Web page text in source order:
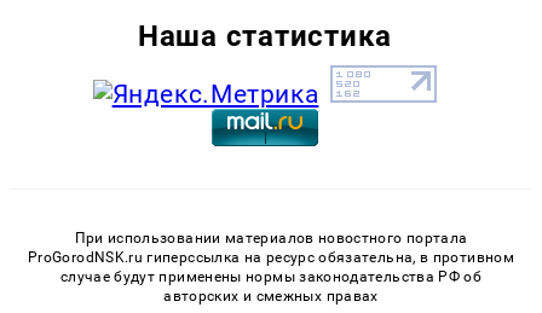
Наша статистика
При использовании материалов новостного портала
ProGorodNSK.ru гиперссылка на ресурс обязательна, в противном
случае будут применены нормы законодательства РФ об
авторских и смежных правах